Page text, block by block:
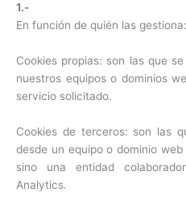
1.-
En función de quién las gestiona:
Cookies propias: son las que
nuestros equipos o dominios
servicio solicitado.
Cookies de terceros: son las
desde un equipo o dominio
sino una entidad
Analytics.